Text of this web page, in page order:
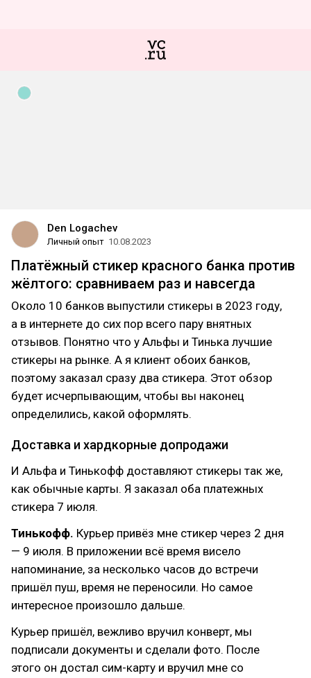
Den Logachev
Личный опыт 10.08.2023
Платёжный стикер красного банка против
жёлтого: сравниваем раз и навсегда
Около 10 банков выпустили стикеры в 2023 году,
а в интернете до сих пор всего пару внятных
отзывов. Понятно что у Альфы и Тинька лучшие
стикеры на рынке. А я клиент обоих банков,
поэтому заказал сразу два стикера. Этот обзор
будет исчерпывающим, чтобы вы наконец
определились, какой оформлять.
Доставка и хардкорные допродажи
И Альфа и Тинькофф доставляют стикеры так же,
как обычные карты. Я заказал оба платежных
стикера 7 июля.
Тинькофф. Курьер привёз мне стикер через 2 дня
— 9 июля. В приложении всё время висело
напоминание, за несколько часов до встречи
пришёл пуш, время не переносили. Но самое
интересное произошло дальше.
Курьер пришёл, вежливо вручил конверт, мы
подписали документы и сделали фото. После
этого он достал сим-карту и вручил мне со